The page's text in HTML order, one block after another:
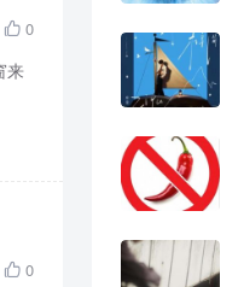
 0
来
 0